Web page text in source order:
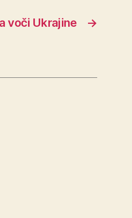
→
voči Ukrajine